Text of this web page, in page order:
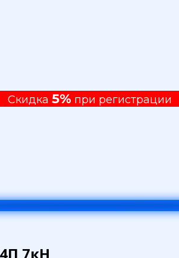
Скидка 5% при регистрации
7кН